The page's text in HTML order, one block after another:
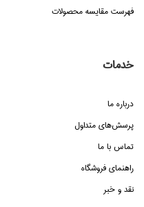
فهرست مقایسه محصولات
خدمات
درباره ما
پرسش‌هاي متداول
تماس با ما
راهنماي فروشگاه
نقد و خبر